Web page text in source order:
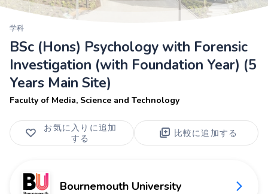
学科
BSc (Hons) Psychology with Forensic
Investigation (with Foundation Year) (5
Years Main Site)
Faculty of Media, Science and Technology
お気に入りに追加
する
比較に追加する
Bournemouth University